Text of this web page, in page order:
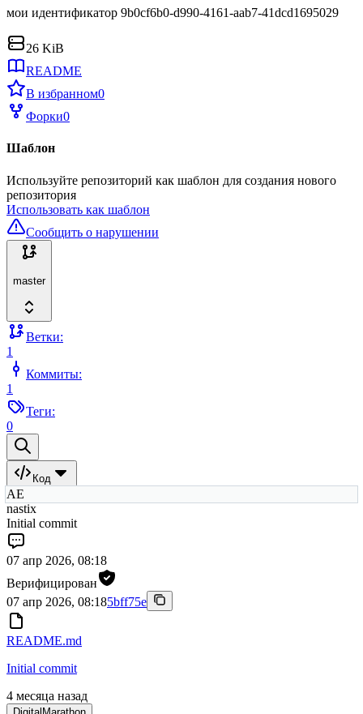
мои идентификатор 9b0cf6b0-d990-4161-aab7-41dcd1695029
26 KiB
README
В избранном0
Форки0
Шаблон
Используйте репозиторий как шаблон для создания нового
репозитория
Использовать как шаблон
Сообщить о нарушении
master
Ветки:
1
Коммиты:
1
Теги:
0
Код
АЕ
nastix
Initial commit
07 апр 2026, 08:18
Верифицирован
07 апр 2026, 08:185bff75e
README.md
Initial commit
4 месяца назад